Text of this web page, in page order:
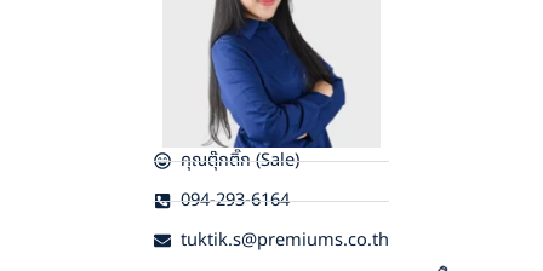
คุณตุ๊กติ๊ก (Sale)
094-293-6164
tuktik.s@premiums.co.th